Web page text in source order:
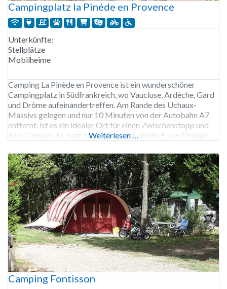
Campingplatz la Pinéde en Provence
Unterkünfte:
Stellplätze
Mobilheime
Camping La Pinède en Provence ist ein wunderschöner
Campingplatz in Südfrankreich, wo Vaucluse, Ardèche, Gard
und Drôme aufeinandertreffen. Am Rande des Uchaux-
Massivs gelegen und nur 10 Minuten von der Autobahn A7
entfernt, ist es ein idealer Ort für einen Zwischenstopp und
zum Campen. Es liegt zehn Kilometer nördlich von Orange.
verschiedenen Oberflächen und schattigen
Weiterlesen …
Camping Fontisson